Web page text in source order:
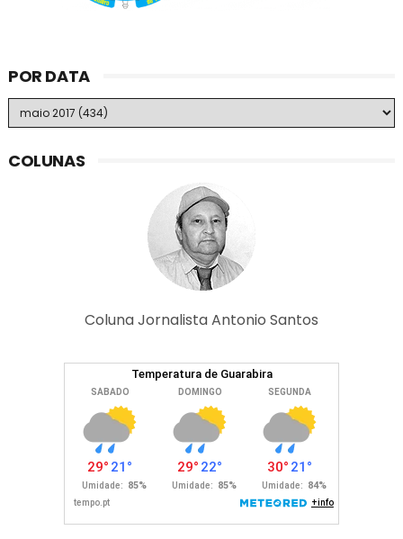
POR DATA
COLUNAS
Coluna Jornalista Antonio Santos